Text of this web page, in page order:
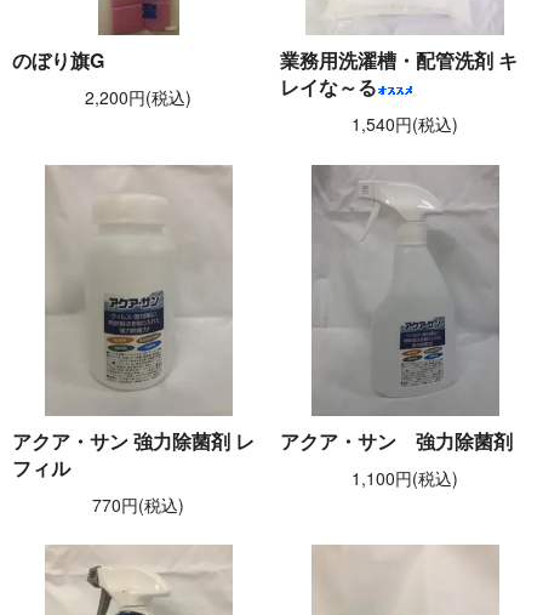
のぼり旗G
2,200円(税込)
業務用洗濯槽・配管洗剤 キ
レイな～る
1,540円(税込)
アクア・サン 強力除菌剤 レ
フィル
770円(税込)
アクア・サン 強力除菌剤
1,100円(税込)